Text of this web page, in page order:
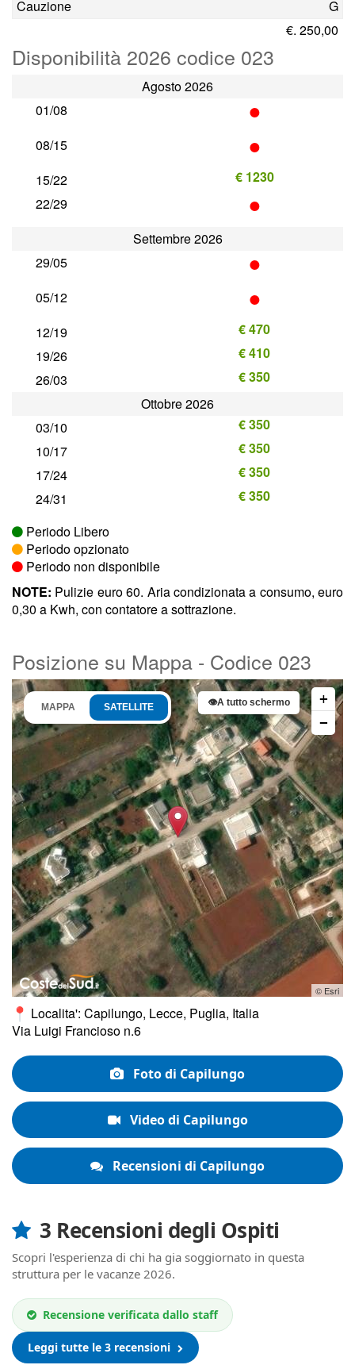
G
Cauzione
€. 250,00
Disponibilità 2026 codice 023
Agosto 2026
01/08
•
08/15 •
15/22
€ 1230
22/29
•
Settembre 2026
29/05
•
05/12 •
12/19
€ 470
19/26
€ 410
26/03
€ 350
Ottobre 2026
03/10
€ 350
10/17
€ 350
17/24
€ 350
24/31
€ 350
Periodo Libero
Periodo opzionato
Periodo non disponibile
NOTE: Pulizie euro 60. Aria condizionata a consumo, euro
0,30 a Kwh, con contatore a sottrazione.
Posizione su Mappa - Codice 023
MAPPA SATELLITE 👁A tutto schermo
+
−
© Esri
Localita': Capilungo, Lecce, Puglia, Italia
Via Luigi Francioso n.6
Foto di Capilungo
Video di Capilungo
Recensioni di Capilungo
3 Recensioni degli Ospiti
Scopri l'esperienza di chi ha gia soggiornato in questa
struttura per le vacanze 2026.
Recensione verificata dallo staff
Leggi tutte le 3 recensioni